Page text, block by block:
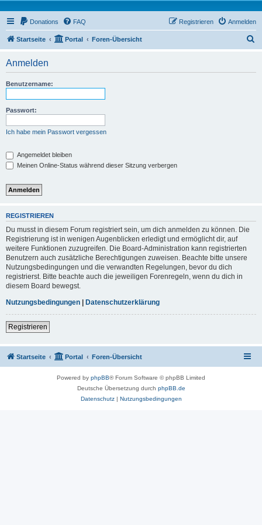
Donations FAQ Anmelden
Registrieren
Startseite Portal Foren-Übersicht
Anmelden
Benutzername:
Passwort:
Ich habe mein Passwort vergessen
Angemeldet bleiben
Meinen Online-Status während dieser Sitzung verbergen
REGISTRIEREN
Du musst in diesem Forum registriert sein, um dich anmelden zu können. Die
Registrierung ist in wenigen Augenblicken erledigt und ermöglicht dir, auf
weitere Funktionen zuzugreifen. Die Board-Administration kann registrierten
Benutzern auch zusätzliche Berechtigungen zuweisen. Beachte bitte unsere
Nutzungsbedingungen und die verwandten Regelungen, bevor du dich
registrierst. Bitte beachte auch die jeweiligen Forenregeln, wenn du dich in
diesem Board bewegst.
Nutzungsbedingungen | Datenschutzerklärung
Registrieren
Startseite Portal Foren-Übersicht
Powered by phpBB® Forum Software © phpBB Limited
Deutsche Übersetzung durch phpBB.de
Datenschutz| Nutzungsbedingungen